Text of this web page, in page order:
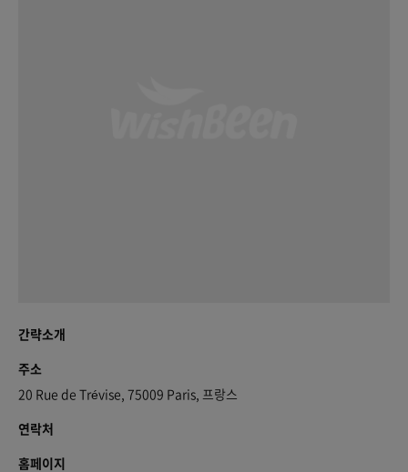
간략소개
주소
20 Rue de Trévise, 75009 Paris, 프랑스
연락처
홈페이지